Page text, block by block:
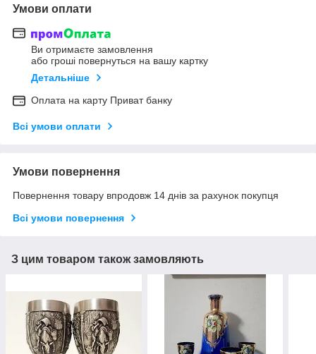
Умови оплати
Ви отримаєте замовлення
або гроші повернуться на вашу картку
Детальніше
Оплата на карту Приват банку
Всі умови оплати
Умови повернення
Повернення товару впродовж 14 днів за рахунок покупця
Всі умови повернення
З цим товаром також замовляють